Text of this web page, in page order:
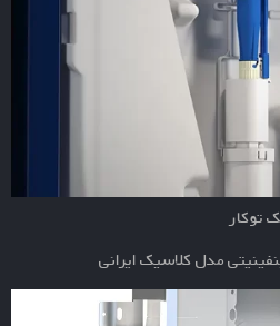
توکار
مدل کلاسیک ایرانی